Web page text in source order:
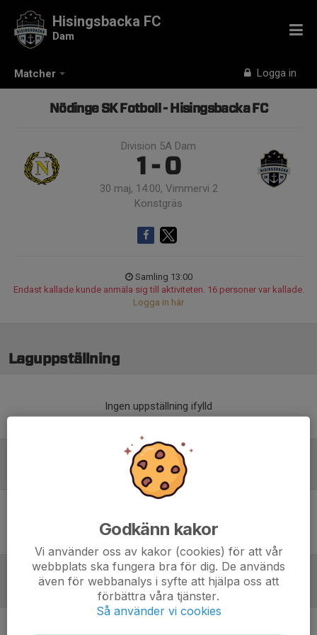
Matcher Logga in
Hisingsbacka FC
Dam
Nödinge SK Fotboll - Hisingsbacka FC
Division 5A Dam
1 - 0
30 maj, 14:00, Vimmervi 2
Konstgräs
Samling 13:00
Endast kallade kunde anmäla sig till aktiviteten. 16 personer var kallade.
Logga in här
Laguppställning
Ingen uppställning ifylld
Inget referat skrivet
Godkänn kakor
Vi använder oss av kakor (cookies) för att vår
webbplats ska fungera bra för dig. De används
även för webbanalys i syfte att hjälpa oss att
förbättra våra tjänster.
Så använder vi cookies